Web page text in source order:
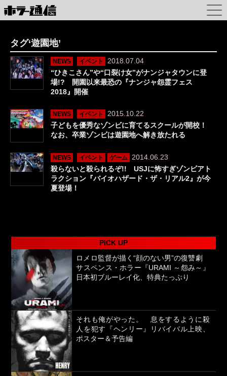
タグ‘遊園地’
NEWS イベント
2018.07.04
“ひきこさん”や“口裂け女”がナンジャタウンに登
場!? 開園以来最恐の『ナンジャ怨霊フェス
2018』開催
NEWS イベント
2015.10.22
子どもを優秀なゾンビに育てるスクールが開校！
なお、卒業ゾンビは遊園地へ解き放たれる
NEWS イベント ゲーム
2014.06.23
殺らないと殺られるぞ!! USJに怖すぎゾンビアト
ラクション『バイオハザード・ザ・リアル2』が今
夏登場！
PICK UP
ロメロ監督が描く“顔のない男”の復讐劇
サスペンス・ホラー『URAMI ～怨み～』
日本初ブルーレイ化、特典たっぷり
それも俺がやった。 息をするように殺
人を犯す『ヘンリー』リバイバル上映、
ポスター＆予告編